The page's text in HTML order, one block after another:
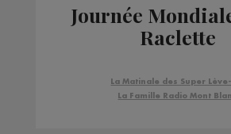
Journée
Raclette
La Matinale des Super
La Famille Radio Mont